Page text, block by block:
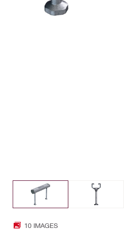
10 IMAGES